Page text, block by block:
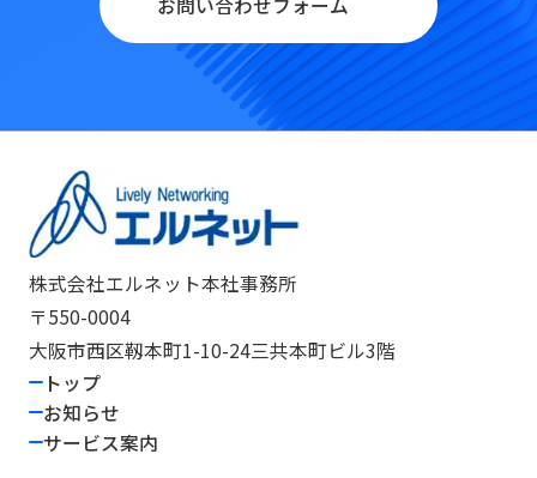
お問い合わせフォーム
株式会社エルネット本社事務所
〒550-0004
大阪市西区靱本町1-10-24三共本町ビル3階
トップ
お知らせ
サービス案内